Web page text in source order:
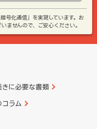
号化通信」を実現しています。お
ませんので、ご安心ください。
きに必要な書類
コラム